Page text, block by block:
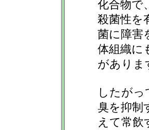
化合物で
殺菌性を
菌に障害
体組織に
がありま
したがっ
臭を抑制
えて常